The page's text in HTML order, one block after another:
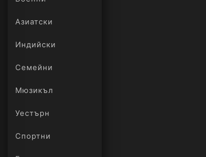
Азиатски
Индийски
Семейни
Мюзикъл
Уестърн
Спортни